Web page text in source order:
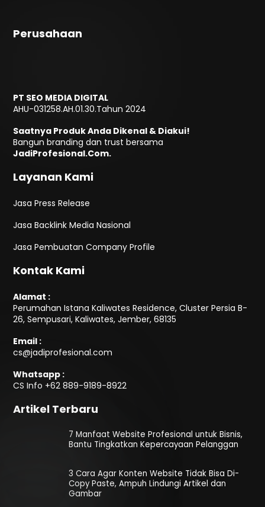
Perusahaan
PT SEO MEDIA DIGITAL
AHU-031258.AH.01.30.Tahun 2024
Saatnya Produk Anda Dikenal & Diakui!
Bangun branding dan trust bersama
JadiProfesional.Com.
Layanan Kami
Jasa Press Release
Jasa Backlink Media Nasional
Jasa Pembuatan Company Profile
Kontak Kami
Alamat :
Perumahan Istana Kaliwates Residence, Cluster Persia B-
26, Sempusari, Kaliwates, Jember, 68135
Email :
cs@jadiprofesional.com
Whatsapp :
CS Info +62 889-9189-8922
Artikel Terbaru
7 Manfaat Website Profesional untuk Bisnis,
Bantu Tingkatkan Kepercayaan Pelanggan
3 Cara Agar Konten Website Tidak Bisa Di-
Copy Paste, Ampuh Lindungi Artikel dan
Gambar